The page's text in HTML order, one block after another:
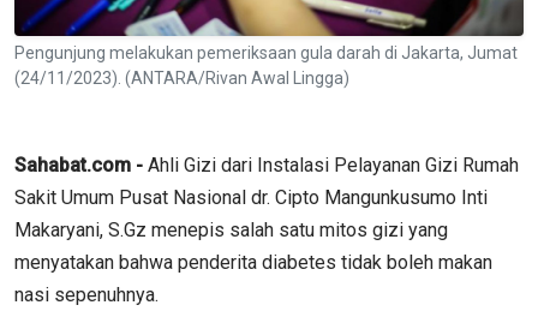
Pengunjung melakukan pemeriksaan gula darah di Jakarta, Jumat
(24/11/2023). (ANTARA/Rivan Awal Lingga)
Sahabat.com - Ahli Gizi dari Instalasi Pelayanan Gizi Rumah
Sakit Umum Pusat Nasional dr. Cipto Mangunkusumo Inti
Makaryani, S.Gz menepis salah satu mitos gizi yang
menyatakan bahwa penderita diabetes tidak boleh makan
nasi sepenuhnya.